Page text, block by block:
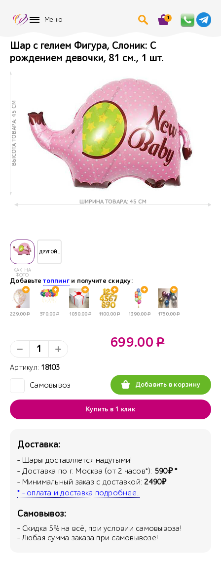
Меню 1
Шар с гелием Фигура, Слоник: С
рождением девочки, 81 см., 1 шт.
ВЫСОТА ТОВАРА: 45 СМ
ШИРИНА ТОВАРА: 45 СМ
КАК НА
ФОТО
ДРУГОЙ..
Добавьтетоппинг и получите скидку:
229.00Р 570.00Р 1050.00Р 1100.00Р 1390.00Р 1750.00Р
Артикул: 18103
Самовывоз
699.00 Р
Добавить в корзину
Купить в 1 клик
Доставка:
- Шары доставляется надутыми!
- Доставка по г. Москва (от 2 часов*): 590₽ *
- Минимальный заказ с доставкой:2490₽
* - оплата и доставка подробнее..
Самовывоз:
- Скидка 5% на всё, при условии самовывоза!
- Любая сумма заказа при самовывозе!